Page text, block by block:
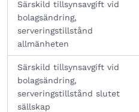
Särskild tillsynsavgift vid
bolagsändring,
serveringstillstånd
allmänheten
Särskild tillsynsavgift vid
bolagsändring,
serveringstillstånd slutet
sällskap